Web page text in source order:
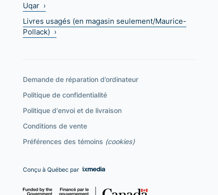
Uqar ›
Livres usagés (en magasin seulement/Maurice-
Pollack) ›
Demande de réparation d’ordinateur
Politique de confidentialité
Politique d'envoi et de livraison
Conditions de vente
Préférences des témoins (cookies)
Conçu à Québec par